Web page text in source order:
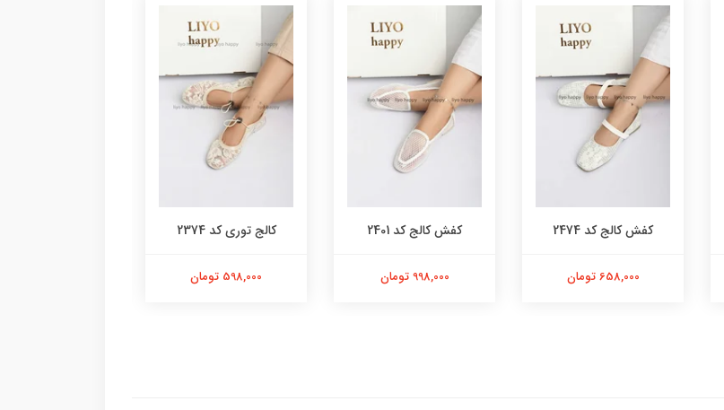
کفش کالج کد 2474
658,000 تومان
کفش کالج کد 2401
998,000 تومان
کالج توری کد 2374
598,000 تومان